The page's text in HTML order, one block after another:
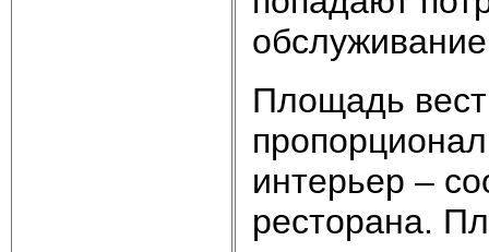
Площадь
интерьер –
ресторана.